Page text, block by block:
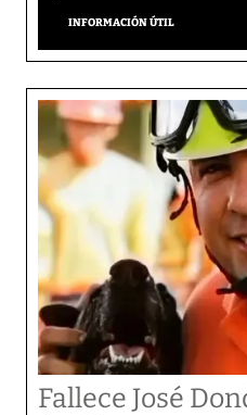
INFORMACIÓN ÚTIL
Fallece José